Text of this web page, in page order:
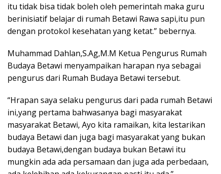
itu tidak bisa tidak boleh oleh pemerintah maka guru
berinisiatif belajar di rumah Betawi Rawa sapi,itu pun
dengan protokol kesehatan yang ketat.” bebernya.
Muhammad Dahlan,S.Ag,M.M Ketua Pengurus Rumah
Budaya Betawi menyampaikan harapan nya sebagai
pengurus dari Rumah Budaya Betawi tersebut.
“Hrapan saya selaku pengurus dari pada rumah Betawi
ini,yang pertama bahwasanya bagi masyarakat
masyarakat Betawi, Ayo kita ramaikan, kita lestarikan
budaya Betawi dan juga bagi masyarakat yang bukan
budaya Betawi,dengan budaya bukan Betawi itu
mungkin ada ada persamaan dan juga ada perbedaan,